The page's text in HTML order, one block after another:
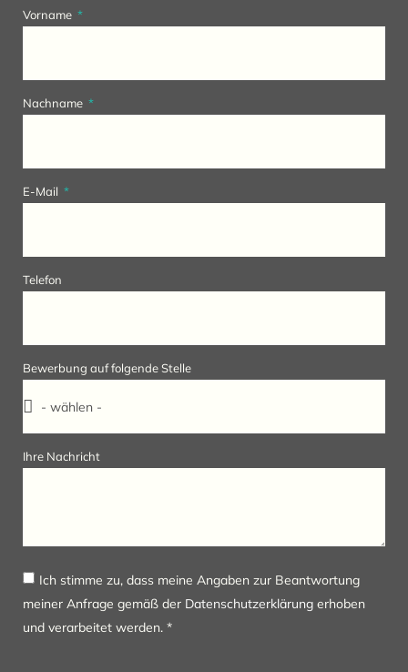
Vorname
Nachname
E-Mail
Telefon
Bewerbung auf folgende Stelle
Ihre Nachricht
Ich stimme zu, dass meine Angaben zur Beantwortung
meiner Anfrage gemäß der Datenschutzerklärung erhoben
und verarbeitet werden. *